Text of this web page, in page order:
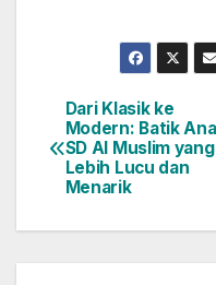
Dari Klasik ke
Modern: Batik
SD Al Muslim yang
Lebih Lucu dan
Menarik